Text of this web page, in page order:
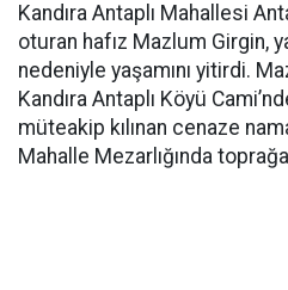
Kandıra Antaplı Mahallesi
oturan hafız Mazlum Girgin,
nedeniyle yaşamını yitirdi.
Kandıra Antaplı Köyü
müteakip kılınan cenaze
Mahalle Mezarlığında